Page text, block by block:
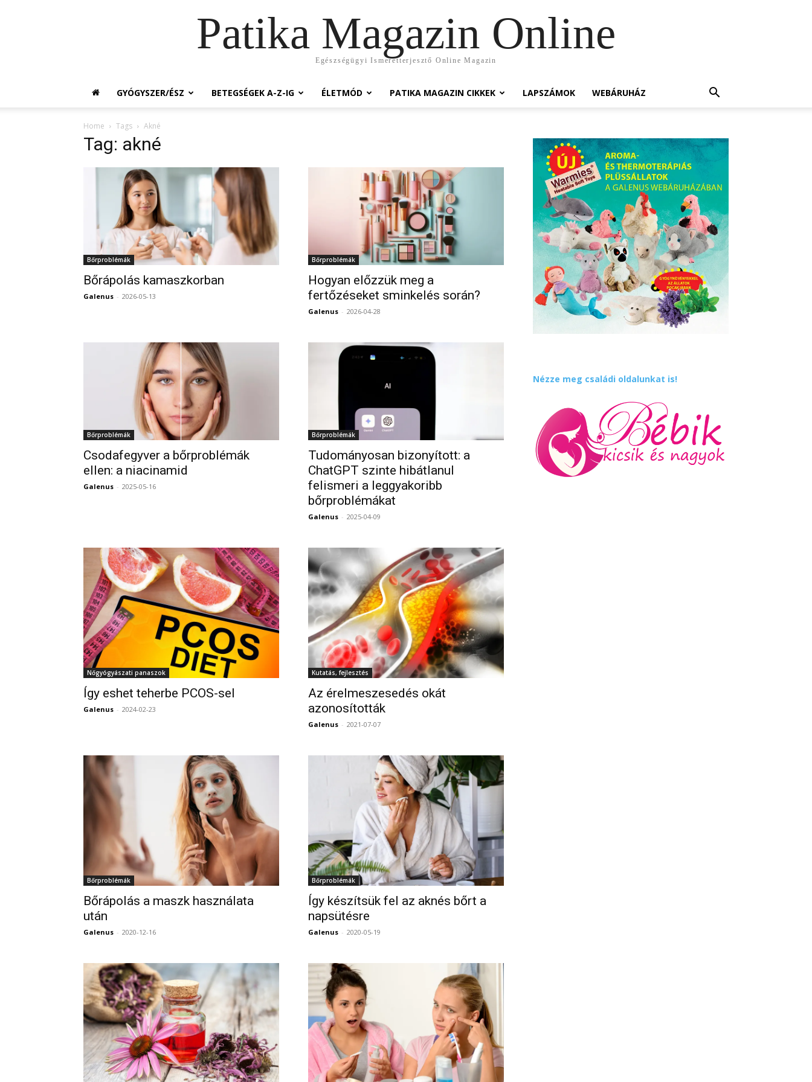
Patika Magazin Online
Egészségügyi Ismeretterjesztő Online Magazin
GYÓGYSZER/ÉSZ BETEGSÉGEK A-Z-IG ÉLETMÓD PATIKA MAGAZIN CIKKEK LAPSZÁMOK WEBÁRUHÁZ
Home Tags Akné
Tag: akné
Bőrproblémák
Bőrápolás kamaszkorban
Galenus - 2026-05-13
Bőrproblémák
Hogyan előzzük meg a
fertőzéseket sminkelés során?
Galenus - 2026-04-28
Bőrproblémák
Csodafegyver a bőrproblémák
ellen: a niacinamid
Galenus - 2025-05-16
Bőrproblémák
Tudományosan bizonyított: a
ChatGPT szinte hibátlanul
felismeri a leggyakoribb
bőrproblémákat
Galenus - 2025-04-09
Nőgyógyászati panaszok
Így eshet teherbe PCOS-sel
Galenus - 2024-02-23
Kutatás, fejlesztés
Az érelmeszesedés okát
azonosították
Galenus - 2021-07-07
Bőrproblémák
Bőrápolás a maszk használata
után
Galenus - 2020-12-16
Bőrproblémák
Így készítsük fel az aknés bőrt a
napsütésre
Galenus - 2020-05-19
Nézze meg családi oldalunkat is!